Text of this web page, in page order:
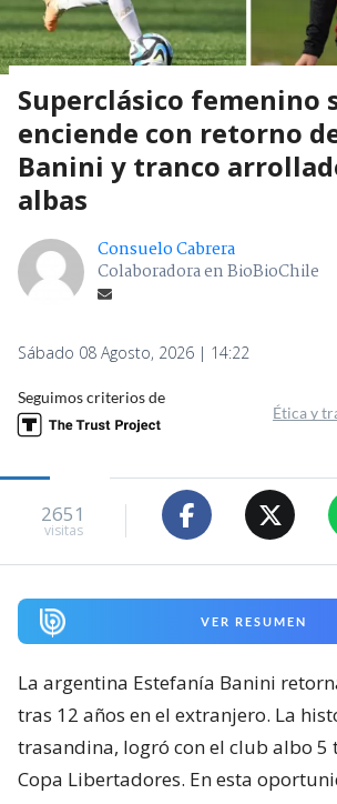
Superclásico femenino
enciende con retorno
Banini y tranco
albas
Consuelo Cabrera
Colaboradora en BioBioChile
Sábado 08 Agosto, 2026 | 14:22
Seguimos criterios de
Ética y
2651
visitas
VER RESUMEN
La argentina Estefanía Banini
tras 12 años en el extranjero. La
trasandina, logró con el club albo 5
Copa Libertadores. En esta